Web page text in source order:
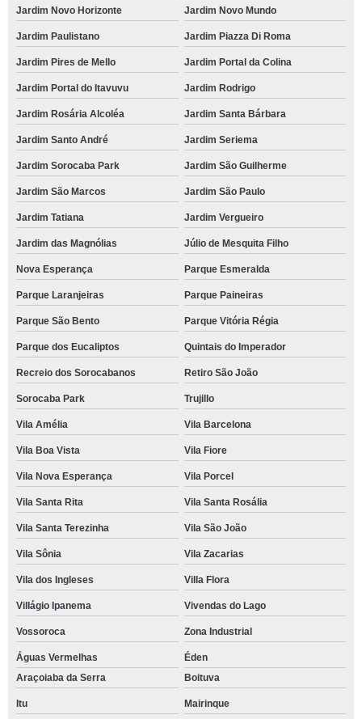
Jardim Novo Horizonte Jardim Novo Mundo
Jardim Paulistano Jardim Piazza Di Roma
Jardim Pires de Mello Jardim Portal da Colina
Jardim Portal do Itavuvu Jardim Rodrigo
Jardim Rosária Alcoléa Jardim Santa Bárbara
Jardim Santo André Jardim Seriema
Jardim Sorocaba Park Jardim São Guilherme
Jardim São Marcos Jardim São Paulo
Jardim Tatiana Jardim Vergueiro
Jardim das Magnólias Júlio de Mesquita Filho
Nova Esperança Parque Esmeralda
Parque Laranjeiras Parque Paineiras
Parque São Bento Parque Vitória Régia
Parque dos Eucaliptos Quintais do Imperador
Recreio dos Sorocabanos Retiro São João
Sorocaba Park Trujillo
Vila Amélia Vila Barcelona
Vila Boa Vista Vila Fiore
Vila Nova Esperança Vila Porcel
Vila Santa Rita Vila Santa Rosália
Vila Santa Terezinha Vila São João
Vila Sônia Vila Zacarias
Vila dos Ingleses Villa Flora
Villágio Ipanema Vivendas do Lago
Vossoroca Zona Industrial
Águas Vermelhas
Éden
Araçoiaba da Serra
Boituva
Itu Mairinque